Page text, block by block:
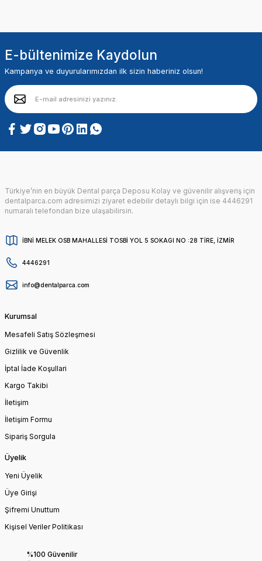
E-bültenimize Kaydolun
Kampanya ve duyurularımızdan ilk sizin haberiniz olsun!
Türkiye’nin en büyük Dental parça Deposu Kolay ve güvenilir alışveriş için
dentalparca.com adresimizi ziyaret edebilir detaylı bilgi için ise 4446291
numaralı telefondan bize ulaşabilirsin.
İBNİ MELEK OSB MAHALLESİ TOSBİ YOL 5 SOKAGI NO :28 TİRE, İZMİR
4446291
info@dentalparca.com
Kurumsal
Mesafeli Satış Sözleşmesi
Gizlilik ve Güvenlik
İptal İade Koşullari
Kargo Takibi
İletişim
İletişim Formu
Sipariş Sorgula
Üyelik
Yeni Üyelik
Üye Girişi
Şifremi Unuttum
Kişisel Veriler Politikası
%100 Güvenilir